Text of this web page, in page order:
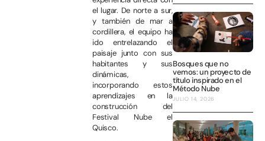
el lugar. De norte a sur,
y también de mar a
cordillera, el equipo ha
ido entrelazando el
paisaje junto con sus
habitantes y sus
dinámicas,
incorporando estos
aprendizajes en la
construcción del
Festival Nube el
Quisco.
Bosques que no
vemos: un proyecto de
título inspirado en el
Método Nube
JULIO 14, 2026